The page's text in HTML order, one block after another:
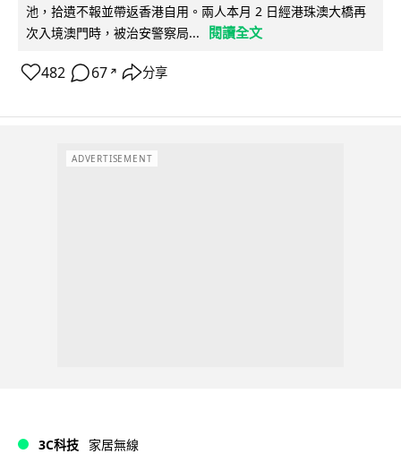
池，拾遺不報並帶返香港自用。兩人本月 2 日經港珠澳大橋再
次入境澳門時，被治安警察局...
閱讀全文
482 67 ↗ 分享
ADVERTISEMENT
3C科技 家居無線